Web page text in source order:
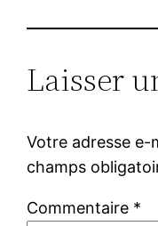
Laisser
Votre adresse e-
champs
Commentaire *